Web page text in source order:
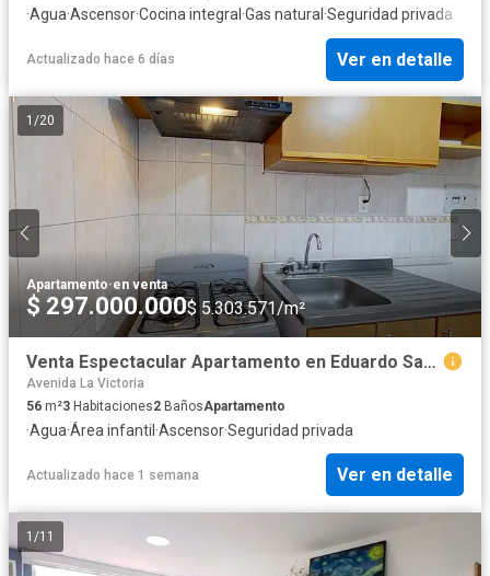
·Agua·Ascensor·Cocina integral ·Gas natural ·Seguridad privada
Actualizado hace 6 días Ver en detalle
1 /20
Apartamento·en venta
$ 297.000.000$ 5.303.571/m²
Venta Espectacular Apartamento en Eduardo Santos, Av Caracas.
Avenida La Victoria
56 m²3 Habitaciones2 BañosApartamento
·Agua·Área infantil ·Ascensor·Seguridad privada
Actualizado hace 1 semana Ver en detalle
1 /11